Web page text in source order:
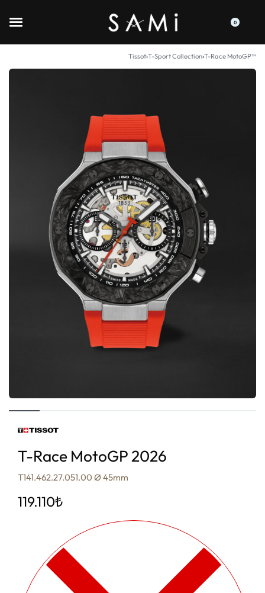
0
Tissot›T-Sport Collection›T-Race MotoGP™
T-Race MotoGP 2026
T141.462.27.051.00 Ø 45mm
119.110₺